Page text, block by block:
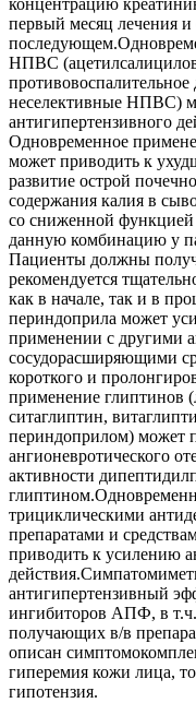
концентрацию
первый месяц лечения и
НПВС
неселективные НПВС)
антигипертензивного
Одновременное
может приводить к
развитие острой
содержания калия в
со сниженной
данную комбинацию у
Пациенты должны
рекомендуется
как в начале, так и в
периндоприла может
применении с другими
сосудорасширяющими
короткого и
применение глиптинов
ситаглиптин,
периндоприлом) может
ангионевротического
активности
трициклическими
препаратами и
приводить к усилению
антигипертензивный
ингибиторов АПФ, в
получающих в/в
описан
гиперемия кожи лица,
гипотензия.